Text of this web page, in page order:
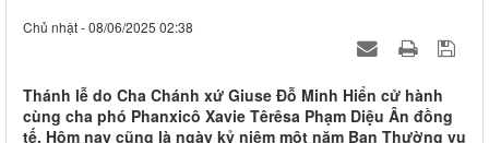
Chủ nhật - 08/06/2025 02:38
Thánh lễ do Cha Chánh xứ Giuse Đỗ Minh Hiển cử hành
cùng cha phó Phanxicô Xavie Têrêsa Phạm Diệu Ân đồng
tế. Hôm nay cũng là ngày kỷ niệm một năm Ban Thường vụ